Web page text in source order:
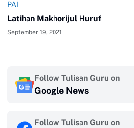
PAI
Latihan Makhorijul Huruf
September 19, 2021
Follow Tulisan Guru on
Google News
Follow Tulisan Guru on